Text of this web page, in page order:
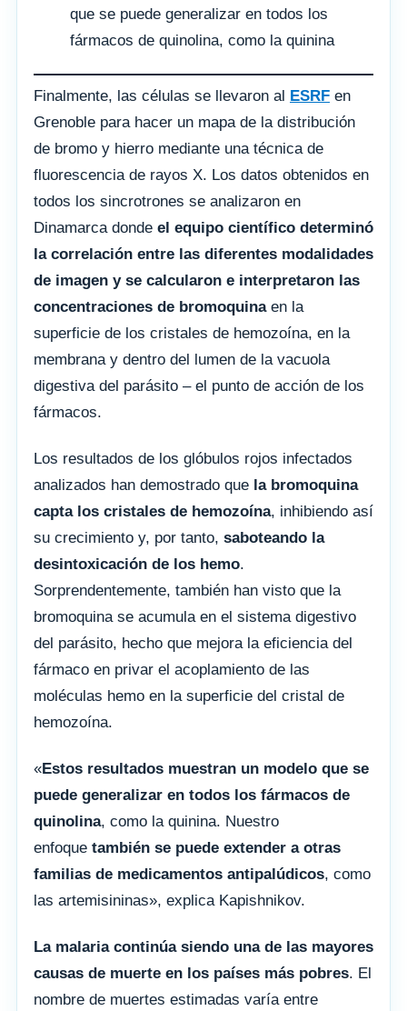
que se puede generalizar en todos los
fármacos de quinolina, como la quinina
Finalmente, las células se llevaron al ESRF en
Grenoble para hacer un mapa de la distribución
de bromo y hierro mediante una técnica de
fluorescencia de rayos X. Los datos obtenidos en
todos los sincrotrones se analizaron en
Dinamarca donde el equipo científico determinó
la correlación entre las diferentes modalidades
de imagen y se calcularon e interpretaron las
concentraciones de bromoquinaen la
superficie de los cristales de hemozoína, en la
membrana y dentro del lumen de la vacuola
digestiva del parásito – el punto de acción de los
fármacos.
Los resultados de los glóbulos rojos infectados
analizados han demostrado que la bromoquina
capta los cristales de hemozoína, inhibiendo así
su crecimiento y, por tanto, saboteando la
desintoxicación de los hemo.
Sorprendentemente, también han visto que la
bromoquina se acumula en el sistema digestivo
del parásito, hecho que mejora la eficiencia del
fármaco en privar el acoplamiento de las
moléculas hemo en la superficie del cristal de
hemozoína.
«Estos resultados muestran un modelo que se
puede generalizar en todos los fármacos de
quinolina, como la quinina. Nuestro
enfoque también se puede extender a otras
familias de medicamentos antipalúdicos, como
las artemisininas», explica Kapishnikov.
La malaria continúa siendo una de las mayores
causas de muerte en los países más pobres. El
nombre de muertes estimadas varía entre